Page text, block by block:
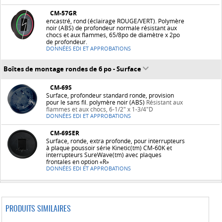
CM-57GR
encastré, rond (éclairage ROUGE/VERT). Polymère
noir (ABS) de profondeur normale résistant aux
chocs et aux flammes, 65/8po de diamètre x 2po
de profondeur.
DONNÉES EDI ET APPROBATIONS
Boîtes de montage rondes de 6 po - Surface
CM-69S
Surface, profondeur standard ronde, provision
pour le sans fil. polymère noir (ABS) Résistant aux
flammes et aux chocs, 6-1/2" x 1-3/4"D
DONNÉES EDI ET APPROBATIONS
CM-69SER
Surface, ronde, extra profonde, pour interrupteurs
à plaque poussoir série Kinetic(tm) CM-60K et
interrupteurs SureWave(tm) avec plaques
frontales en option «R»
DONNÉES EDI ET APPROBATIONS
PRODUITS SIMILAIRES